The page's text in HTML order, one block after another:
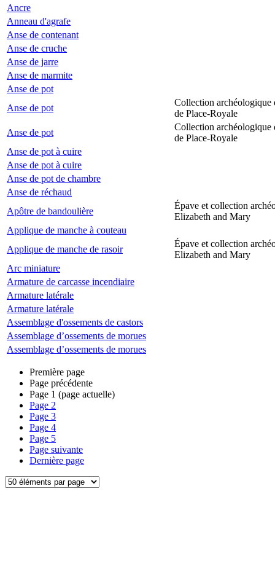
Ancre
Anneau d'agrafe
Anse de contenant
Anse de cruche
Anse de jarre
Anse de marmite
Anse de pot
Anse de pot
Collection archéologique
de Place-Royale
Anse de pot
Collection archéologique
de Place-Royale
Anse de pot à cuire
Anse de pot à cuire
Anse de pot de chambre
Anse de réchaud
Apôtre de bandoulière
Épave et collection
Elizabeth and Mary
Applique de manche à couteau
Applique de manche de rasoir
Épave et collection
Elizabeth and Mary
Arc miniature
Armature de carcasse incendiaire
Armature latérale
Armature latérale
Assemblage d'ossements de castors
Assemblage d’ossements de morues
Assemblage d’ossements de morues
Première page
Page précédente
Page 1 (page actuelle)
Page 2
Page 3
Page 4
Page 5
Page suivante
Dernière page